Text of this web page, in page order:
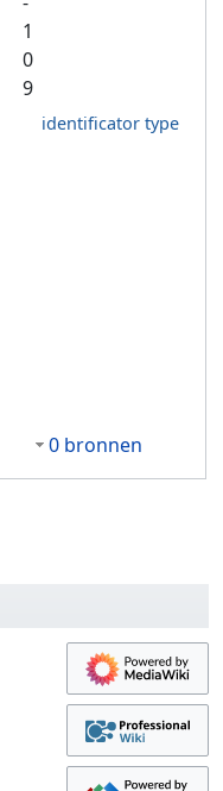
1
0
9
identificator type
0 bronnen